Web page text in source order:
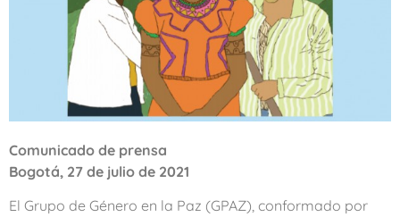
Comunicado de prensa
Bogotá, 27 de julio de 2021
El Grupo de Género en la Paz (GPAZ), conformado por